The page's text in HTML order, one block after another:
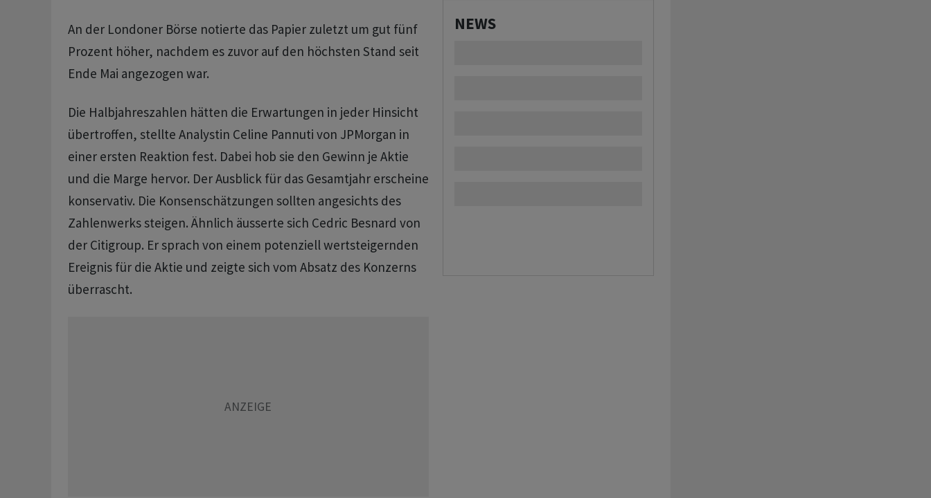
An der Londoner Börse notierte das Papier zuletzt um gut fünf
Prozent höher, nachdem es zuvor auf den höchsten Stand seit
Ende Mai angezogen war.
Die Halbjahreszahlen hätten die Erwartungen in jeder Hinsicht
übertroffen, stellte Analystin Celine Pannuti von JPMorgan in
einer ersten Reaktion fest. Dabei hob sie den Gewinn je Aktie
und die Marge hervor. Der Ausblick für das Gesamtjahr erscheine
konservativ. Die Konsenschätzungen sollten angesichts des
Zahlenwerks steigen. Ähnlich äusserte sich Cedric Besnard von
der Citigroup. Er sprach von einem potenziell wertsteigernden
Ereignis für die Aktie und zeigte sich vom Absatz des Konzerns
überrascht.
NEWS